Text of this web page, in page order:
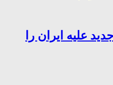
علیه ایران را